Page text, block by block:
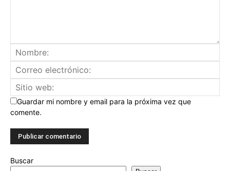
Guardar mi nombre y email para la próxima vez que
comente.
Buscar